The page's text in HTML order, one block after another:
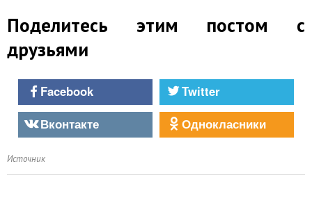
Поделитесь этим постом с
друзьями
Facebook
Twitter
Вконтакте
Однокласники
Источник